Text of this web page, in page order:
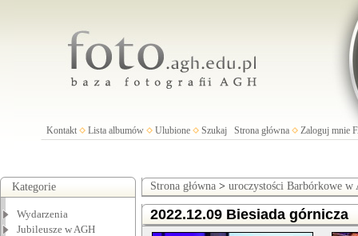
Kontakt Lista albumów Ulubione Szukaj Strona główna Zaloguj mnie
Kategorie
Wydarzenia
Jubileusze w AGH
Strona główna > uroczystości Barbórkowe w
2022.12.09 Biesiada górnicza